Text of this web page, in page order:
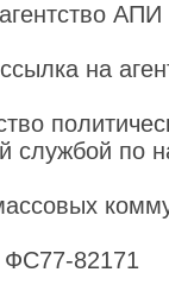
на
службой по
ФС77-82171